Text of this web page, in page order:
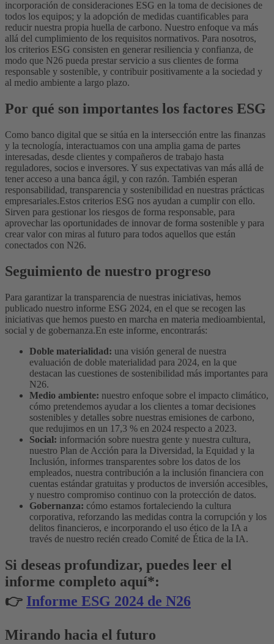
incorporación de consideraciones ESG en la toma de decisiones de
todos los equipos; y la adopción de medidas cuantificables para
reducir nuestra propia huella de carbono. Nuestro enfoque va más
allá del cumplimiento de los requisitos normativos. Para nosotros,
los criterios ESG consisten en generar resiliencia y confianza, de
modo que N26 pueda prestar servicio a sus clientes de forma
responsable y sostenible, y contribuir positivamente a la sociedad y
al medio ambiente a largo plazo.
Por qué son importantes los factores ESG
Como banco digital que se sitúa en la intersección entre las finanzas
y la tecnología, interactuamos con una amplia gama de partes
interesadas, desde clientes y compañeros de trabajo hasta
reguladores, socios e inversores. Y sus expectativas van más allá de
tener acceso a una banca ágil, y con razón. También esperan
responsabilidad, transparencia y sostenibilidad en nuestras prácticas
empresariales.Estos criterios ESG nos ayudan a cumplir con ello.
Sirven para gestionar los riesgos de forma responsable, para
aprovechar las oportunidades de innovar de forma sostenible y para
crear valor con miras al futuro para todos aquellos que están
conectados con N26.
Seguimiento de nuestro progreso
Para garantizar la transparencia de nuestras iniciativas, hemos
publicado nuestro informe ESG 2024, en el que se recogen las
iniciativas que hemos puesto en marcha en materia medioambiental,
social y de gobernanza.En este informe, encontrarás:
Doble materialidad: una visión general de nuestra
evaluación de doble materialidad para 2024, en la que
destacan las cuestiones de sostenibilidad más importantes para
N26.
Medio ambiente: nuestro enfoque sobre el impacto climático,
cómo pretendemos ayudar a los clientes a tomar decisiones
sostenibles y detalles sobre nuestras emisiones de carbono,
que redujimos en un 17,3 % en 2024 respecto a 2023.
Social: información sobre nuestra gente y nuestra cultura,
nuestro Plan de Acción para la Diversidad, la Equidad y la
Inclusión, informes transparentes sobre los datos de los
empleados, nuestra contribución a la inclusión financiera con
cuentas estándar gratuitas y productos de inversión accesibles,
y nuestro compromiso continuo con la protección de datos.
Gobernanza: cómo estamos fortaleciendo la cultura
corporativa, reforzando las medidas contra la corrupción y los
delitos financieros, e incorporando el uso ético de la IA a
través de nuestro recién creado Comité de Ética de la IA.
Si deseas profundizar, puedes leer el
informe completo aquí*:
👉 Informe ESG 2024 de N26
Mirando hacia el futuro